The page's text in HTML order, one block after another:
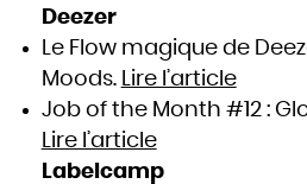
Deezer
Le Flow magique de
Moods.
Lire l’article
Job of the Month #12 :
Lire l’article
Labelcamp